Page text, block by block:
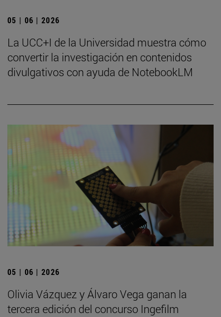
05 | 06 | 2026
La UCC+I de la Universidad muestra cómo
convertir la investigación en contenidos
divulgativos con ayuda de NotebookLM
05 | 06 | 2026
Olivia Vázquez y Álvaro Vega ganan la
tercera edición del concurso Ingefilm